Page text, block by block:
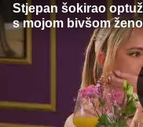
Stjepan šokirao
s mojom bivšom